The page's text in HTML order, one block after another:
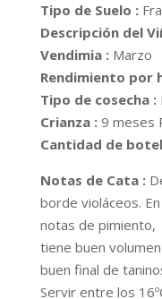
Tipo de Suelo :
Descripción del
Vendimia : Marzo
Rendimiento por
Tipo de cosecha :
Crianza : 9 meses
Cantidad de
Notas de Cata :
borde violáceos.
notas de pimiento,
tiene buen
buen final de
Servir entre los